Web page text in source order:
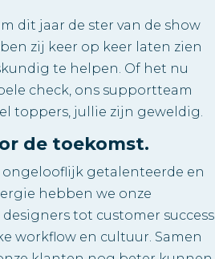
dit jaar de ster van de show
zij keer op keer laten zien
te helpen. Of het nu
check, ons supportteam
toppers, jullie zijn geweldig.
de toekomst.
getalenteerde en
hebben we onze
tot customer success
workflow en cultuur. Samen